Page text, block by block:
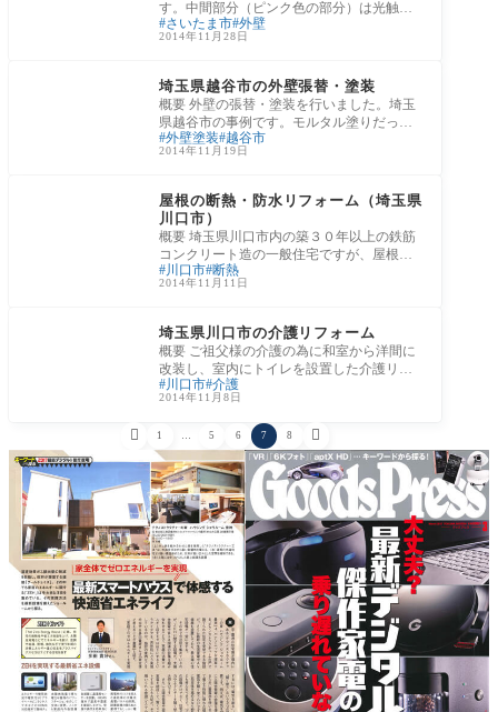
す。中間部分（ピンク色の部分）は光触媒
塗料（ハイドロテクト）を使用しました。
また
さいたま市 外壁
2014年11月28日
埼玉県越谷市の外壁張替・塗装
概要 外壁の張替・塗装を行いました。埼玉
県越谷市の事例です。モルタル塗りだった
外壁を、親水コートされた「サイディン
グ」に
外壁塗装 越谷市
2014年11月19日
屋根の断熱・防水リフォーム（埼玉県
川口市）
概要 埼玉県川口市内の築３０年以上の鉄筋
コンクリート造の一般住宅ですが、屋根の
断熱効果が低いために夏になると非常に室
内が
川口市 断熱
2014年11月11日
埼玉県川口市の介護リフォーム
概要 ご祖父様の介護の為に和室から洋間に
改装し、室内にトイレを設置した介護リフ
ォームの事例です。給排水の配管の工事が
大変
川口市 介護
2014年11月8日
 1 … 5 6 7 8 